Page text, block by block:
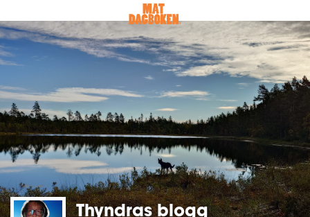
Thyndras blogg